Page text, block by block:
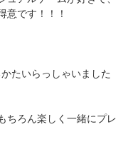
意です！！！
たいらっしゃいました
ちろん楽しく一緒にプレ